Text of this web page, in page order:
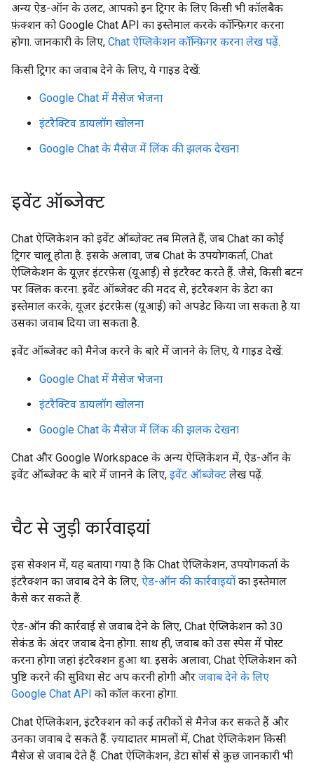
अन्य ऐड-ऑन के उलट, आपको इन ट्रिगर के लिए किसी भी कॉलबैक
फ़ंक्शन को Google Chat API का इस्तेमाल करके कॉन्फ़िगर करना
होगा. जानकारी के लिए, Chat ऐप्लिकेशन कॉन्फ़िगर करना लेख पढ़ें.
किसी ट्रिगर का जवाब देने के लिए, ये गाइड देखें:
Google Chat में मैसेज भेजना
इंटरैक्टिव डायलॉग खोलना
Google Chat के मैसेज में लिंक की झलक देखना
इवेंट ऑब्जेक्ट
Chat ऐप्लिकेशन को इवेंट ऑब्जेक्ट तब मिलते हैं, जब Chat का कोई
ट्रिगर चालू होता है. इसके अलावा, जब Chat के उपयोगकर्ता, Chat
ऐप्लिकेशन के यूज़र इंटरफ़ेस (यूआई) से इंटरैक्ट करते हैं. जैसे, किसी बटन
पर क्लिक करना. इवेंट ऑब्जेक्ट की मदद से, इंटरैक्शन के डेटा का
इस्तेमाल करके, यूज़र इंटरफ़ेस (यूआई) को अपडेट किया जा सकता है या
उसका जवाब दिया जा सकता है.
इवेंट ऑब्जेक्ट को मैनेज करने के बारे में जानने के लिए, ये गाइड देखें:
Google Chat में मैसेज भेजना
इंटरैक्टिव डायलॉग खोलना
Google Chat के मैसेज में लिंक की झलक देखना
Chat और Google Workspace के अन्य ऐप्लिकेशन में, ऐड-ऑन के
इवेंट ऑब्जेक्ट के बारे में जानने के लिए, इवेंट ऑब्जेक्ट लेख पढ़ें.
चैट से जुड़ी कार्रवाइयां
इस सेक्शन में, यह बताया गया है कि Chat ऐप्लिकेशन, उपयोगकर्ता के
इंटरैक्शन का जवाब देने के लिए, ऐड-ऑन की कार्रवाइयों का इस्तेमाल
कैसे कर सकते हैं.
ऐड-ऑन की कार्रवाई से जवाब देने के लिए, Chat ऐप्लिकेशन को 30
सेकंड के अंदर जवाब देना होगा. साथ ही, जवाब को उस स्पेस में पोस्ट
करना होगा जहां इंटरैक्शन हुआ था. इसके अलावा, Chat ऐप्लिकेशन को
पुष्टि करने की सुविधा सेट अप करनी होगी और जवाब देने के लिए
Google Chat API को कॉल करना होगा.
Chat ऐप्लिकेशन, इंटरैक्शन को कई तरीकों से मैनेज कर सकते हैं और
उनका जवाब दे सकते हैं. ज़्यादातर मामलों में, Chat ऐप्लिकेशन किसी
मैसेज से जवाब देते हैं. Chat ऐप्लिकेशन, डेटा सोर्स से कुछ जानकारी भी